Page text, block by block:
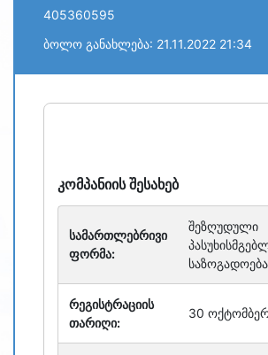
405360595
ბოლო განახლება: 21.11.2022 21:34
კომპანიის შესახებ
სამართლებრივი
ფორმა:
შეზღუდული
საზოგადოება
რეგისტრაციის
თარიღი:
30